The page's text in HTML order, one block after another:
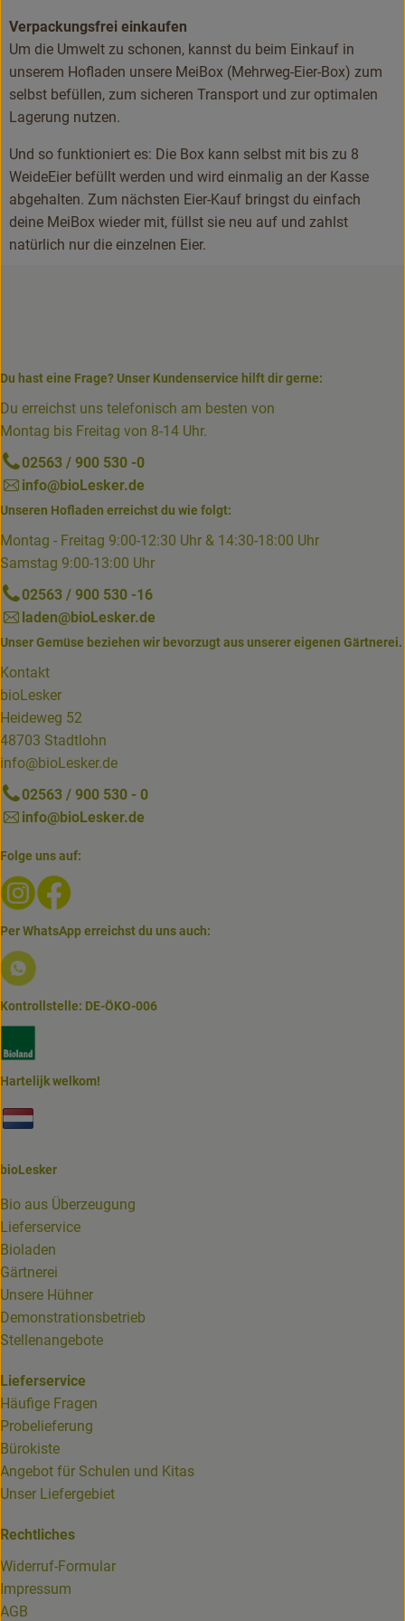
Verpackungsfrei einkaufen
Um die Umwelt zu schonen, kannst du beim Einkauf in
unserem Hofladen unsere MeiBox (Mehrweg-Eier-Box) zum
selbst befüllen, zum sicheren Transport und zur optimalen
Lagerung nutzen.
Und so funktioniert es: Die Box kann selbst mit bis zu 8
WeideEier befüllt werden und wird einmalig an der Kasse
abgehalten. Zum nächsten Eier-Kauf bringst du einfach
deine MeiBox wieder mit, füllst sie neu auf und zahlst
natürlich nur die einzelnen Eier.
Du hast eine Frage? Unser Kundenservice hilft dir gerne:
Du erreichst uns telefonisch am besten von
Montag bis Freitag von 8-14 Uhr.
02563 / 900 530 -0
info@bioLesker.de
Unseren Hofladen erreichst du wie folgt:
Montag - Freitag 9:00-12:30 Uhr & 14:30-18:00 Uhr
Samstag 9:00-13:00 Uhr
02563 / 900 530 -16
laden@bioLesker.de
Unser Gemüse beziehen wir bevorzugt aus unserer eigenen Gärtnerei.
Kontakt
bioLesker
Heideweg 52
48703 Stadtlohn
info@bioLesker.de
02563 / 900 530 - 0
info@bioLesker.de
Folge uns auf:
Externer Link zu https://www.instagram.com/biolesker/
Per WhatsApp erreichst du uns auch:
Externer Link zu https://www.biolesker.de/lieferservice/
Kontrollstelle: DE-ÖKO-006
Hartelijk welkom!
bioLesker
Bio aus Überzeugung
Lieferservice
Bioladen
Gärtnerei
Unsere Hühner
Demonstrationsbetrieb
Stellenangebote
Lieferservice
Häufige Fragen
Probelieferung
Bürokiste
Angebot für Schulen und Kitas
Unser Liefergebiet
Rechtliches
Widerruf-Formular
Impressum
AGB